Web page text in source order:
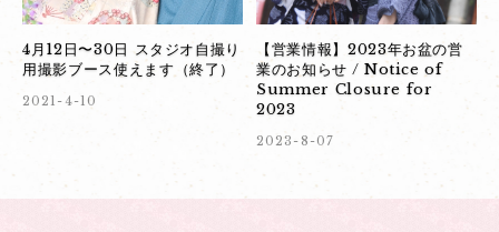
4月12日〜30日 スタジオ自撮り
用撮影ブース使えます（終了）
2021-4-10
【営業情報】2023年お盆の営
業のお知らせ / Notice of
Summer Closure for
2023
2023-8-07